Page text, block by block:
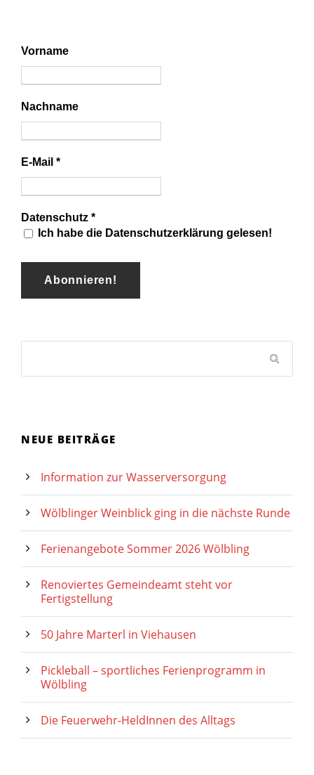
Vorname
Nachname
E-Mail *
Datenschutz *
Ich habe die Datenschutzerklärung gelesen!
NEUE BEITRÄGE
Information zur Wasserversorgung
Wölblinger Weinblick ging in die nächste Runde
Ferienangebote Sommer 2026 Wölbling
Renoviertes Gemeindeamt steht vor
Fertigstellung
50 Jahre Marterl in Viehausen
Pickleball – sportliches Ferienprogramm in
Wölbling
Die Feuerwehr-HeldInnen des Alltags